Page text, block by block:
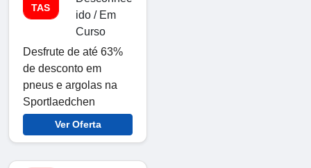
TAS
ido / Em
Curso
Desfrute de até 63%
de desconto em
pneus e argolas na
Sportlaedchen
Ver Oferta